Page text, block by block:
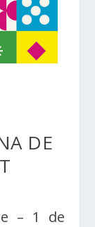
DE
– 1 de